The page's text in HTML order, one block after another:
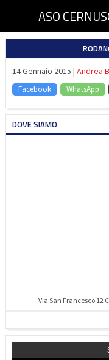
14 Gennaio 2015 | Andrea
Facebook WhatsApp
DOVE SIAMO
Via San Francesco 12